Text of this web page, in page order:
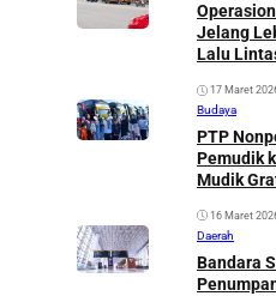
Jelang
Lalu
17 Maret
Budaya
PTP
Pemudik
Mudik
16 Maret
Daerah
Bandara